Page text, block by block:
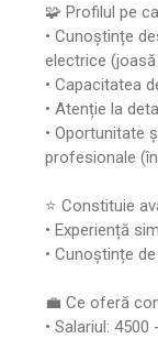
🧩 Profilul pe
• Cunoștințe
electrice
• Capacitatea
• Atenție la
• Oportunitate
profesionale
⭐ Constituie
• Experiență
• Cunoștințe
💼 Ce oferă
• Salariul: